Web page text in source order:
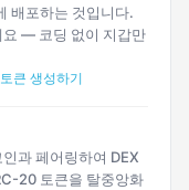
배포하는 것입니다.
요 — 코딩 없이 지갑만
큰 생성하기
과 페어링하여 DEX
20 토큰을 탈중앙화